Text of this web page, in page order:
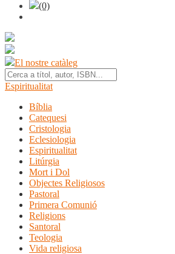
(0)
El nostre catàleg
Espiritualitat
Bíblia
Catequesi
Cristologia
Eclesiologia
Espiritualitat
Litúrgia
Mort i Dol
Objectes Religiosos
Pastoral
Primera Comunió
Religions
Santoral
Teologia
Vida religiosa